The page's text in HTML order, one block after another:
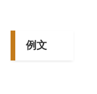
例文